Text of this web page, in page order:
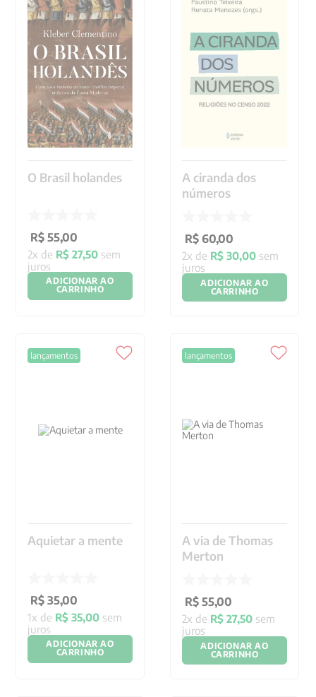
O Brasil holandes
R$ 55,00
2x de R$ 27,50 sem
juros
ADICIONAR AO
CARRINHO
A ciranda dos
números
R$ 60,00
2x de R$ 30,00 sem
juros
ADICIONAR AO
CARRINHO
lançamentos
Aquietar a mente
R$ 35,00
1x de R$ 35,00 sem
juros
ADICIONAR AO
CARRINHO
lançamentos
A via de Thomas
Merton
R$ 55,00
2x de R$ 27,50 sem
juros
ADICIONAR AO
CARRINHO
9º santo agostinho
10º verena kast